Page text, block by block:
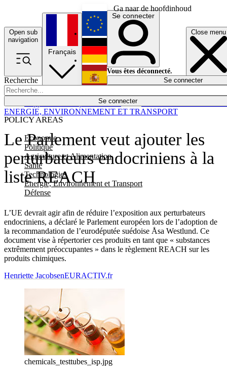
Ga naar de hoofdinhoud
Open sub
navigation
Close menu
Recherche
Se connecter
POLICY AREAS
Economie
Politique
Agriculture et Alimentation
Santé
Technologies
Energie, Environnement et Transport
Défense
Économie
Français
English
Deutsch
Español
Se connecter
Vous êtes déconnecté.
Se connecter
Le Parlement veut ajouter les
perturbateurs endocriniens à la
liste REACH
L’UE devrait agir afin de réduire l’exposition aux perturbateurs
endocriniens, a déclaré le Parlement européen lors de l’adoption de
la recommandation de l’eurodéputée suédoise Åsa Westlund. Ce
document vise à répertorier ces produits en tant que « substances
extrêmement préoccupantes » dans le règlement REACH sur les
produits chimiques.
ENERGIE, ENVIRONNEMENT ET TRANSPORT
Henriette JacobsenEURACTIV.fr
chemicals_testtubes_isp.jpg